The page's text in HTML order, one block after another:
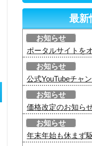
最新
お知らせ
ポータルサイトを
お知らせ
公式YouTubeチャ
お知らせ
価格改定のお知ら
お知らせ
年末年始も休まず